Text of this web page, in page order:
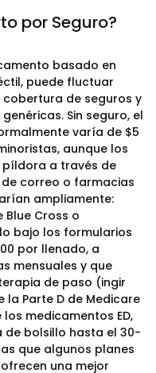
por Seguro?
basado en
puede fluctuar
de seguros y
Sin seguro, el
varía de $5
aunque los
a través de
correo o farmacias
ampliamente:
Cross o
bajo los formularios
por llenado, a
mensuales y que
de paso (ingir
la Parte D de Medicare
medicamentos ED,
bolsillo hasta el 30-
que algunos planes
una mejor